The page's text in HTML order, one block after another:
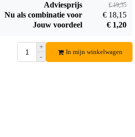
Adviesprijs € 19,35
Nu als combinatie voor
€ 18,15
Jouw voordeel
€ 1,20
+
-
In mijn winkelwagen